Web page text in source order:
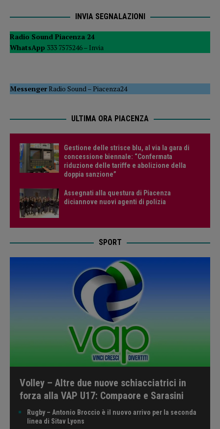
INVIA SEGNALAZIONI
Radio Sound Piacenza 24
WhatsApp 333 7575246 – Invia
MessengerRadio Sound –Piacenza24
ULTIMA ORA PIACENZA
Gestione delle strisce blu, al via la gara di
concessione biennale: “Confermata
riduzione delle tariffe e abolizione della
doppia sanzione”
Assegnati alla questura di Piacenza
diciannove nuovi agenti di polizia
SPORT
Volley – Altre due nuove schiacciatrici in
forza alla VAP U17: Compaore e Sarasini
Rugby – Antonio Broccio è il nuovo arrivo per la seconda
linea di Sitav Lyons